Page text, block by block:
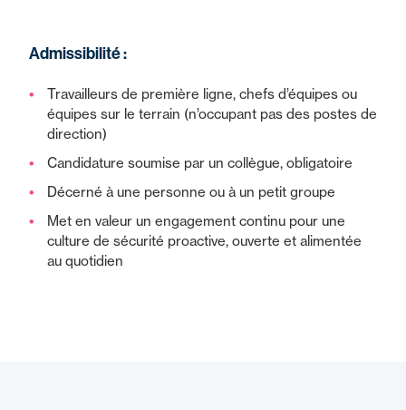
Admissibilité :
Travailleurs de première ligne, chefs d’équipes ou
équipes sur le terrain (n’occupant pas des postes de
direction)
Candidature soumise par un collègue, obligatoire
Décerné à une personne ou à un petit groupe
Met en valeur un engagement continu pour une
culture de sécurité proactive, ouverte et alimentée
au quotidien